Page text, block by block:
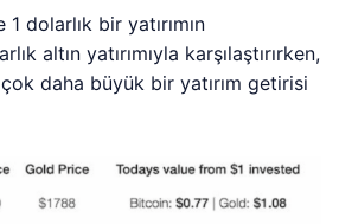
dolarlık bir yatırımın
altın yatırımıyla karşılaştırırken,
çok daha büyük bir yatırım getirisi